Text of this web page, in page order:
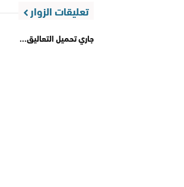
تعليقات الزوار
جاري تحميل التعاليق...